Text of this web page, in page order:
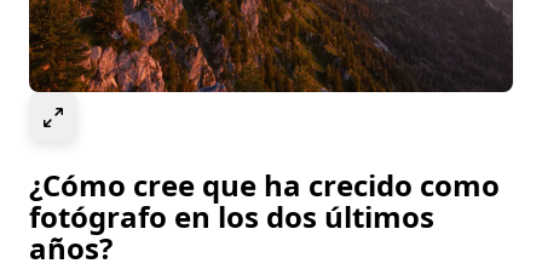
¿Cómo cree que ha crecido como
fotógrafo en los dos últimos
años?